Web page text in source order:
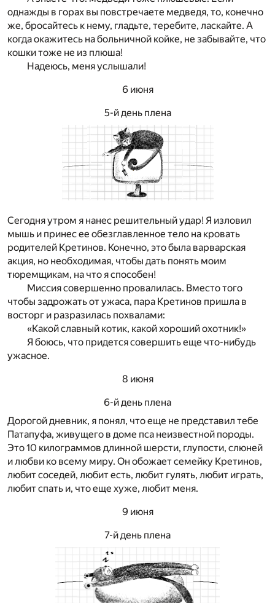
однажды в горах вы повстречаете медведя, то, конечно
же, бросайтесь к нему, гладьте, теребите, ласкайте. А
когда окажитесь на больничной койке, не забывайте, что
кошки тоже не из плюша!
Надеюсь, меня услышали!
6 июня
5-й день плена
Сегодня утром я нанес решительный удар! Я изловил
мышь и принес ее обезглавленное тело на кровать
родителей Кретинов. Конечно, это была варварская
акция, но необходимая, чтобы дать понять моим
тюремщикам, на что я способен!
Миссия совершенно провалилась. Вместо того
чтобы задрожать от ужаса, пара Кретинов пришла в
восторг и разразилась похвалами:
«Какой славный котик, какой хороший охотник!»
Я боюсь, что придется совершить еще что-нибудь
ужасное.
8 июня
6-й день плена
Дорогой дневник, я понял, что еще не представил тебе
Патапуфа, живущего в доме пса неизвестной породы.
Это 10 килограммов длинной шерсти, глупости, слюней
и любви ко всему миру. Он обожает семейку Кретинов,
любит соседей, любит есть, любит гулять, любит играть,
любит спать и, что еще хуже, любит меня.
9 июня
7-й день плена